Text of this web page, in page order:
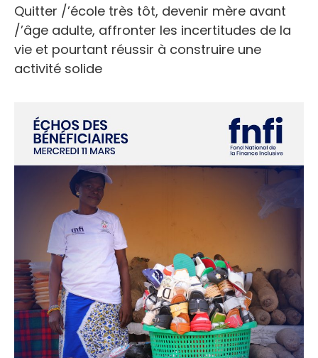
Quitter /’école très tôt, devenir mère avant
/’âge adulte, affronter les incertitudes de la
vie et pourtant réussir à construire une
activité solide